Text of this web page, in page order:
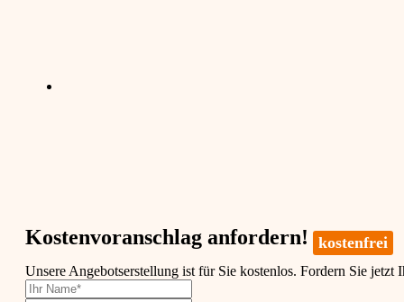
Kostenvoranschlag anfordern! kostenfrei
Unsere Angebotserstellung ist für Sie kostenlos. Fordern Sie jetzt